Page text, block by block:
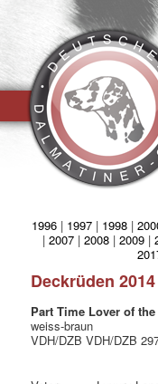
1996| 1997| 1998|
| 2007 | 2008 | 2009 |
Deckrüden 2014
Part Time Lover of
weiss-braun
VDH/DZB VDH/DZB